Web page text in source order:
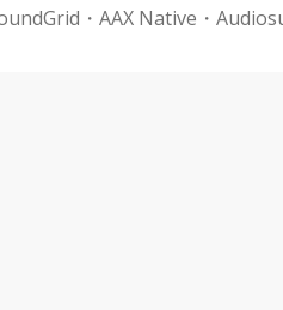
・AAX Native・